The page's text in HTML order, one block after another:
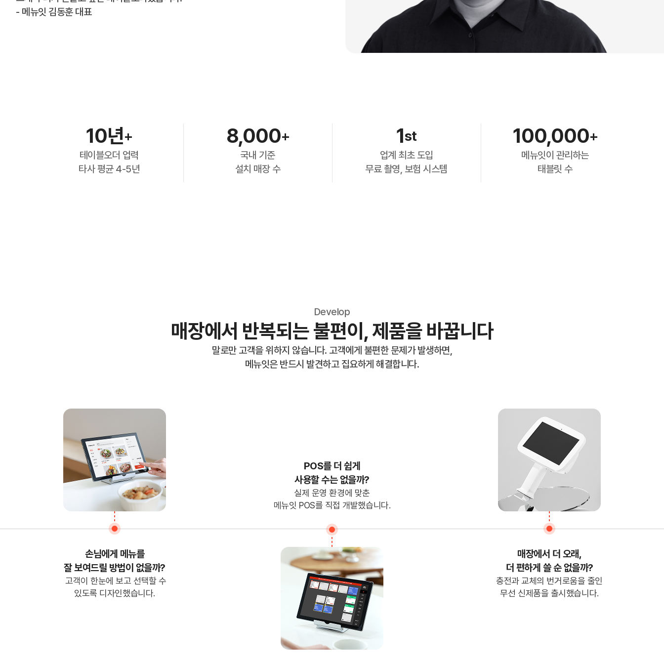
- 메뉴잇 김동훈 대표
10년+
테이블오더 업력
타사 평균 4-5년
8,000+
국내 기준
설치 매장 수
1st
업계 최초 도입
무료 촬영, 보험 시스템
100,000+
메뉴잇이 관리하는
태블릿 수
Develop
매장에서 반복되는 불편이, 제품을 바꿉니다
말로만 고객을 위하지 않습니다. 고객에게 불편한 문제가 발생하면,
메뉴잇은 반드시 발견하고 집요하게 해결합니다.
손님에게 메뉴를
잘 보여드릴 방법이 없을까?
고객이 한눈에 보고 선택할 수
있도록 디자인했습니다.
POS를 더 쉽게
사용할 수는 없을까?
실제 운영 환경에 맞춘
메뉴잇 POS를 직접 개발했습니다.
매장에서 더 오래,
더 편하게 쓸 순 없을까?
충전과 교체의 번거로움을 줄인
무선 신제품을 출시했습니다.